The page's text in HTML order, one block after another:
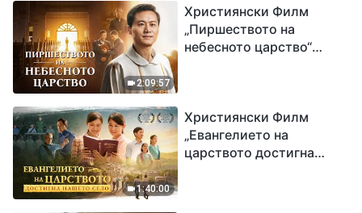
2:09:57
Християнски Филм
„Пиршеството на
небесното царство“
1:40:00
Християнски Филм
„Евангелието на
царството достигна